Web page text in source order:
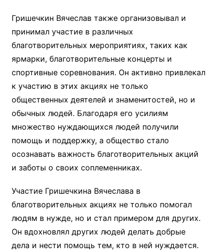
Гришечкин Вячеслав также организовывал и
принимал участие в различных
благотворительных мероприятиях, таких как
ярмарки, благотворительные концерты и
спортивные соревнования. Он активно привлекал
к участию в этих акциях не только
общественных деятелей и знаменитостей, но и
обычных людей. Благодаря его усилиям
множество нуждающихся людей получили
помощь и поддержку, а общество стало
осознавать важность благотворительных акций
и заботы о своих соплеменниках.
Участие Гришечкина Вячеслава в
благотворительных акциях не только помогал
людям в нужде, но и стал примером для других.
Он вдохновлял других людей делать добрые
дела и нести помощь тем, кто в ней нуждается.